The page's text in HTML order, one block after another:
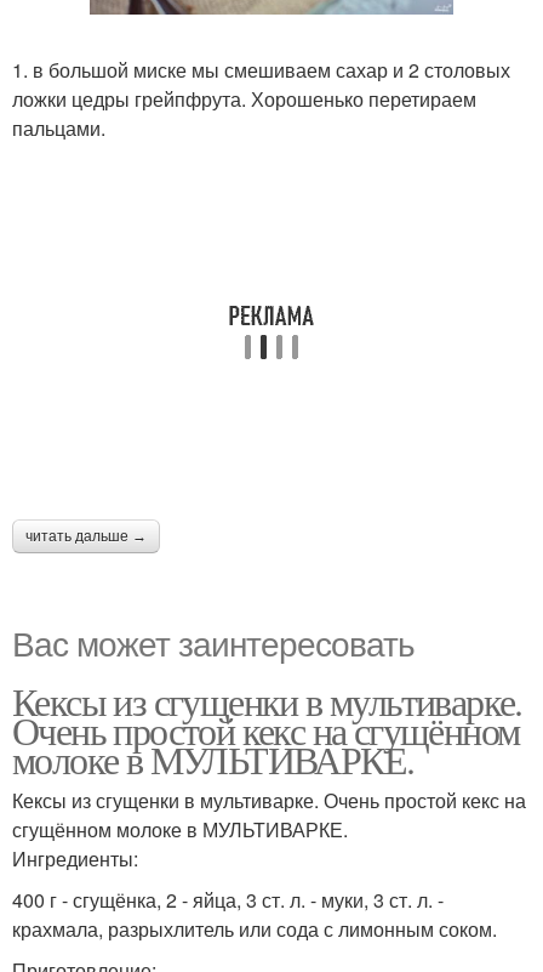
1. в большой миске мы смешиваем сахар и 2 столовых
ложки цедры грейпфрута. Хорошенько перетираем
пальцами.
читать дальше →
Вас может заинтересовать
Кексы из сгущенки в мультиварке.
Очень простой кекс на сгущённом
молоке в МУЛЬТИВАРКЕ.
Кексы из сгущенки в мультиварке. Очень простой кекс на
сгущённом молоке в МУЛЬТИВАРКЕ.
Ингредиенты:
400 г - сгущёнка, 2 - яйца, 3 ст. л. - муки, 3 ст. л. -
крахмала, разрыхлитель или сода с лимонным соком.